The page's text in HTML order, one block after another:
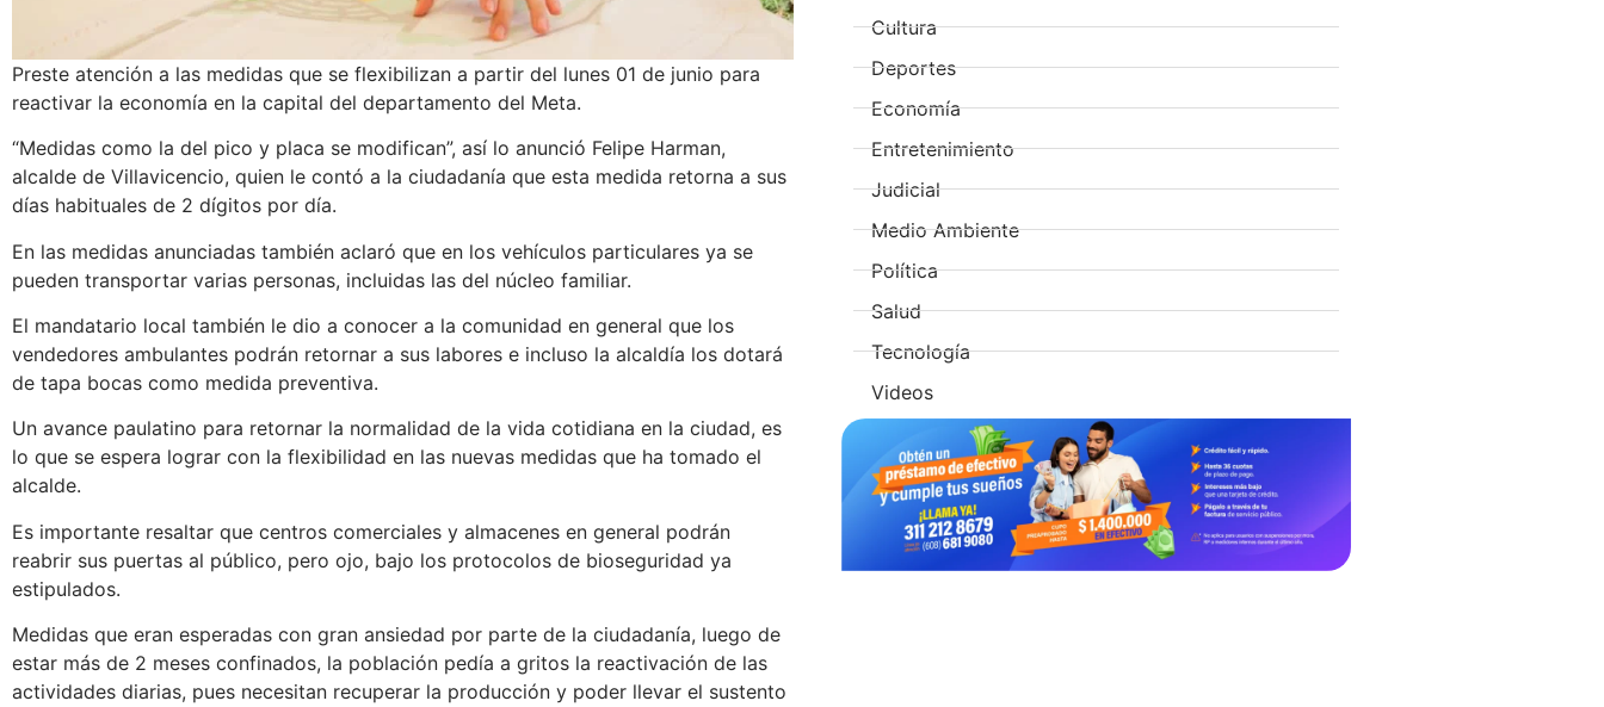
Preste atención a las medidas que se flexibilizan a partir del lunes 01 de junio para
reactivar la economía en la capital del departamento del Meta.
“Medidas como la del pico y placa se modifican”, así lo anunció Felipe Harman,
alcalde de Villavicencio, quien le contó a la ciudadanía que esta medida retorna a sus
días habituales de 2 dígitos por día.
En las medidas anunciadas también aclaró que en los vehículos particulares ya se
pueden transportar varias personas, incluidas las del núcleo familiar.
El mandatario local también le dio a conocer a la comunidad en general que los
vendedores ambulantes podrán retornar a sus labores e incluso la alcaldía los dotará
de tapa bocas como medida preventiva.
Un avance paulatino para retornar la normalidad de la vida cotidiana en la ciudad, es
lo que se espera lograr con la flexibilidad en las nuevas medidas que ha tomado el
alcalde.
Es importante resaltar que centros comerciales y almacenes en general podrán
reabrir sus puertas al público, pero ojo, bajo los protocolos de bioseguridad ya
estipulados.
Medidas que eran esperadas con gran ansiedad por parte de la ciudadanía, luego de
estar más de 2 meses confinados, la población pedía a gritos la reactivación de las
actividades diarias, pues necesitan recuperar la producción y poder llevar el sustento
Cultura
Deportes
Economía
Entretenimiento
Judicial
Medio Ambiente
Política
Salud
Tecnología
Videos